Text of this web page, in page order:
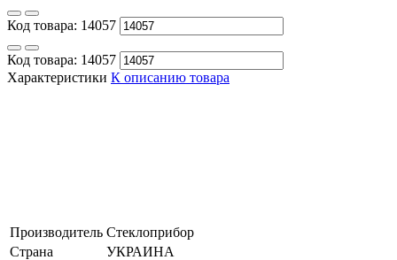
Код товара: 14057
Код товара: 14057
Характеристики К описанию товара
Производитель Стеклоприбор
Страна
УКРАИНА